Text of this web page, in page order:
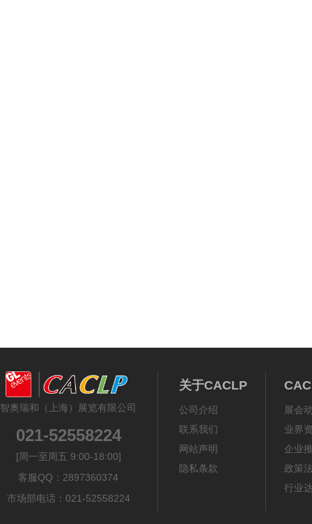
智奥瑞和（上海）展览有限公司
021-52558224
[周一至周五 9:00-18:00]
客服QQ：2897360374
市场部电话：021-52558224
关于CACLP
公司介绍
联系我们
网站声明
隐私条款
展会
业界
企业
政策
行业